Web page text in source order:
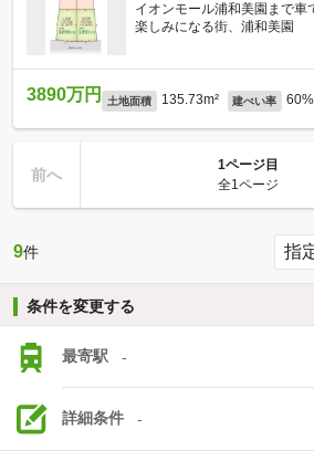
イオンモール浦和美園まで車
楽しみになる街、浦和美園
3890万円 土地面積 135.73m² 建ぺい率 60%
前へ
1ページ目
全1ページ
9件
条件を変更する
最寄駅 -
詳細条件 -